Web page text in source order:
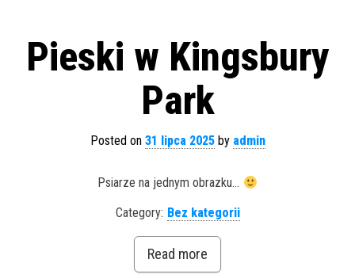
Pieski w Kingsbury
Park
Posted on 31 lipca 2025by admin
Psiarze na jednym obrazku…
Category: Bez kategorii
Read more